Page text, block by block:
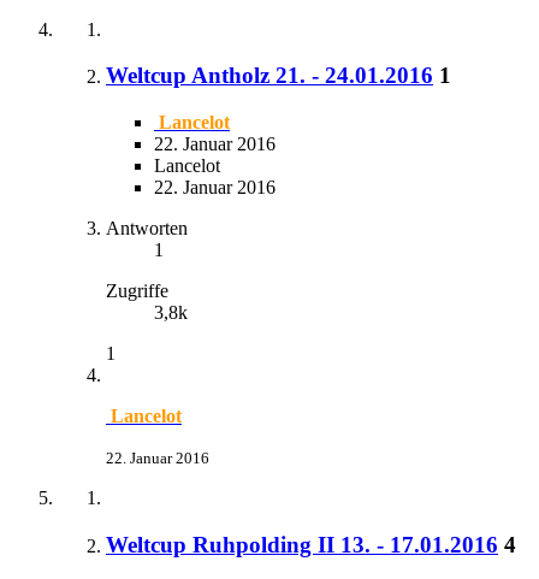
Weltcup Antholz 21. - 24.01.2016 1
Lancelot
22. Januar 2016
Lancelot
22. Januar 2016
Antworten
1
Zugriffe
3,8k
1
Lancelot
22. Januar 2016
Weltcup Ruhpolding II 13. - 17.01.2016 4